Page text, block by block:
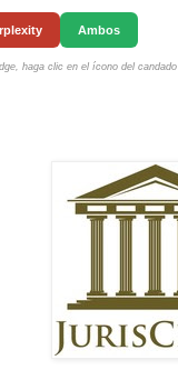
Ambos
haga clic en el ícono del candado